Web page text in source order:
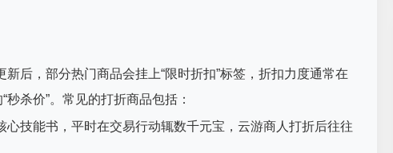
后，部分热门商品会挂上“限时折扣”标签，折扣力度通常在
杀价”。常见的打折商品包括：
技能书，平时在交易行动辄数千元宝，云游商人打折后往往